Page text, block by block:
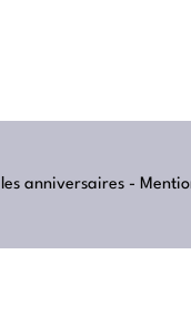
anniversaires -